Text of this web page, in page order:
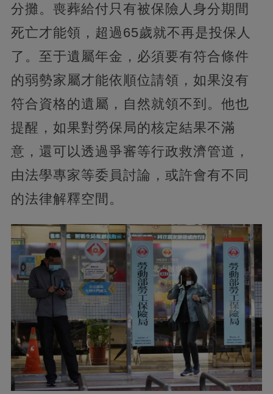
分攤。喪葬給付只有被保險人身分期間
死亡才能領，超過65歲就不再是投保人
了。至于遺屬年金，必須要有符合條件
的弱勢家屬才能依順位請領，如果沒有
符合資格的遺屬，自然就領不到。他也
提醒，如果對勞保局的核定結果不滿
意，還可以透過爭審等行政救濟管道，
由法學專家等委員討論，或許會有不同
的法律解釋空間。